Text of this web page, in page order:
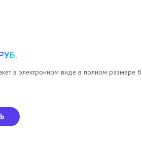
в электронном виде в полном размере